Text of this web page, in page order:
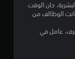
ن
ج
حان الوقت
الوظائف من
عامل في